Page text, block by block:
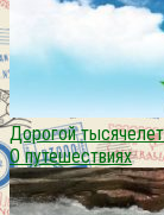
Дорогой
О путешествиях